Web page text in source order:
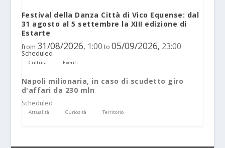
Festival della Danza Città di Vico Equense: dal
31 agosto al 5 settembre la XIII edizione di
Estarte
from 31/08/2026, 1:00 to 05/09/2026, 23:00
Scheduled
Cultura Eventi
Napoli milionaria, in caso di scudetto giro
d'affari da 230 mln
Scheduled
Attualità Curiosità Territorio